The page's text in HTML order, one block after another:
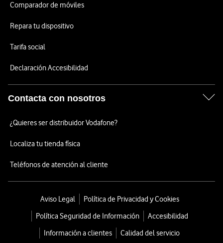
Comparador de móviles
Repara tu dispositivo
Tarifa social
Declaración Accesibilidad
Contacta con nosotros
¿Quieres ser distribuidor Vodafone?
Localiza tu tienda física
Teléfonos de atención al cliente
Aviso Legal
Política de Privacidad y Cookies
Política Seguridad de Información
Accesibilidad
Información a clientes
Calidad del servicio